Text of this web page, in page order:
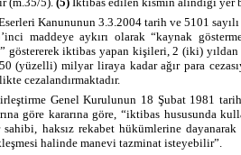
Kanununun 3.3.2004 tarih ve 5101
maddeye aykırı olarak “kaynak
göstererek iktibas yapan kişileri, 2 (iki)
milyar liraya kadar ağır para
cezalandırmaktadır.
Genel Kurulunun 18 Şubat 1981
göre kararına göre, “iktibas hususunda
haksız rekabet hükümlerine
halinde manevi tazminat isteyebilir”.